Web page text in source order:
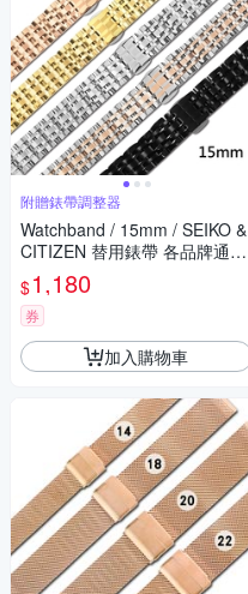
附贈錶帶調整器
Watchband / 15mm / SEIKO &
CITIZEN 替用錶帶 各品牌通用
亮光色澤 蝴蝶雙壓扣 不鏽鋼錶
帶
$1,180
券
加入購物車